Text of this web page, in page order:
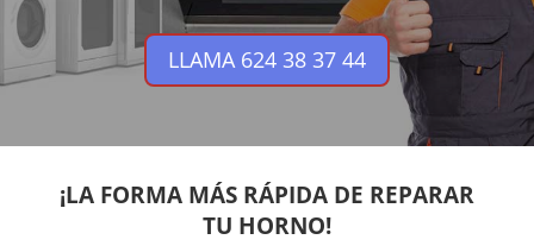
LLAMA 624 38 37 44
¡LA FORMA MÁS RÁPIDA DE REPARAR
TU HORNO!